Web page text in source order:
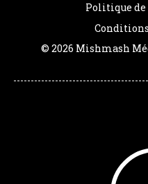
Politique
© 2026 Mishmash